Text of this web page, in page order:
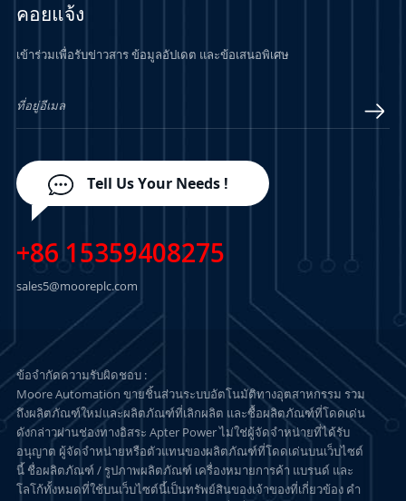
คอยแจ้ง
เข้าร่วมเพื่อรับข่าวสาร ข้อมูลอัปเดต และข้อเสนอพิเศษ
Tell Us Your Needs !
+86 15359408275
sales5@mooreplc.com
ข้อจำกัดความรับผิดชอบ :
Moore Automation ขายชิ้นส่วนระบบอัตโนมัติทางอุตสาหกรรม รวม
ถึงผลิตภัณฑ์ใหม่และผลิตภัณฑ์ที่เลิกผลิต และซื้อผลิตภัณฑ์ที่โดดเด่น
ดังกล่าวผ่านช่องทางอิสระ Apter Power ไม่ใช่ผู้จัดจำหน่ายที่ได้รับ
อนุญาต ผู้จัดจำหน่ายหรือตัวแทนของผลิตภัณฑ์ที่โดดเด่นบนเว็บไซต์
นี้ ชื่อผลิตภัณฑ์ / รูปภาพผลิตภัณฑ์ เครื่องหมายการค้า แบรนด์ และ
โลโก้ทั้งหมดที่ใช้บนเว็บไซต์นี้เป็นทรัพย์สินของเจ้าของที่เกี่ยวข้อง คำ